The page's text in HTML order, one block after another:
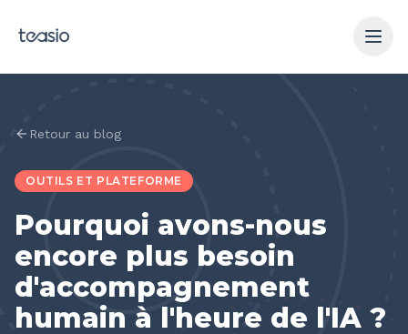
Retour au blog
OUTILS ET PLATEFORME
Pourquoi avons-nous
encore plus besoin
d'accompagnement
humain à l'heure de l'IA ?